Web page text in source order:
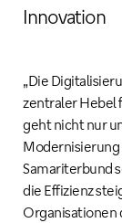
Innovation
„Die
zentraler Hebel
geht nicht nur
Samariterbund
die Effizienz
Organisationen